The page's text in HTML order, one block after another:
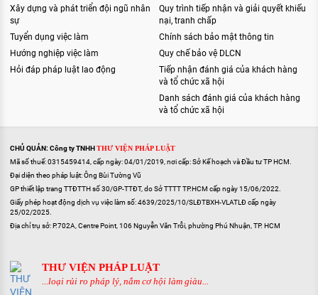
Xây dựng và phát triển đội ngũ nhân
sự
Tuyển dụng việc làm
Hướng nghiệp việc làm
Hỏi đáp pháp luật lao động
Quy trình tiếp nhận và giải quyết khiếu
nại, tranh chấp
Chính sách bảo mật thông tin
Quy chế bảo vệ DLCN
Tiếp nhận đánh giá của khách hàng
và tổ chức xã hội
Danh sách đánh giá của khách hàng
và tổ chức xã hội
CHỦ QUẢN: Công ty TNHHTHƯ VIỆN PHÁP LUẬT
Mã số thuế: 0315459414, cấp ngày: 04/01/2019, nơi cấp: Sở Kế hoạch và Đầu tư TP HCM.
Đại diện theo pháp luật: Ông Bùi Tường Vũ
GP thiết lập trang TTĐTTH số 30/GP-TTĐT, do Sở TTTT TP.HCM cấp ngày 15/06/2022.
Giấy phép hoạt động dịch vụ việc làm số: 4639/2025/10/SLĐTBXH-VLATLĐ cấp ngày
25/02/2025.
Địa chỉ trụ sở: P.702A, Centre Point, 106 Nguyễn Văn Trỗi, phường Phú Nhuận, TP. HCM
THƯ VIỆN PHÁP LUẬT
...loại rủi ro pháp lý, nắm cơ hội làm giàu...